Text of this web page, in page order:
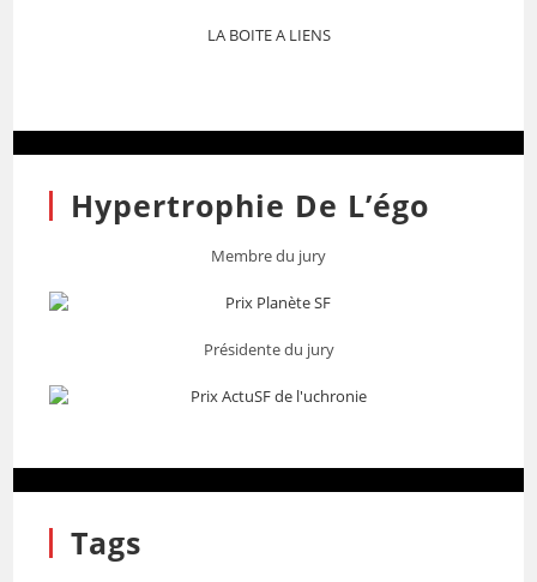
LA BOITE A LIENS
Hypertrophie De L’égo
Membre du jury
Présidente du jury
Tags